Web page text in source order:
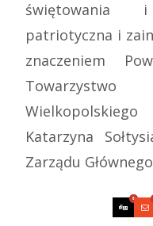
świętowania
patriotyczna i
znaczeniem
Wielkopolskiego
Katarzyna
Zarządu
0